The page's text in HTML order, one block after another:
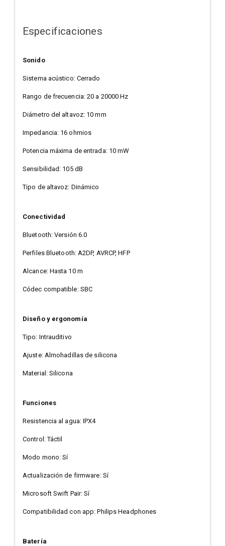
Especificaciones
Sonido
Sistema acústico: Cerrado
Rango de frecuencia: 20 a 20000 Hz
Diámetro del altavoz: 10 mm
Impedancia: 16 ohmios
Potencia máxima de entrada: 10 mW
Sensibilidad: 105 dB
Tipo de altavoz: Dinámico
Conectividad
Bluetooth: Versión 6.0
Perfiles Bluetooth: A2DP, AVRCP, HFP
Alcance: Hasta 10 m
Códec compatible: SBC
Diseño y ergonomía
Tipo: Intrauditivo
Ajuste: Almohadillas de silicona
Material: Silicona
Funciones
Resistencia al agua: IPX4
Control: Táctil
Modo mono: Sí
Actualización de firmware: Sí
Microsoft Swift Pair: Sí
Compatibilidad con app: Philips Headphones
Batería